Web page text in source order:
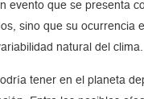
evento que se presenta
sino que su ocurrencia
natural del clima.
tener en el planeta